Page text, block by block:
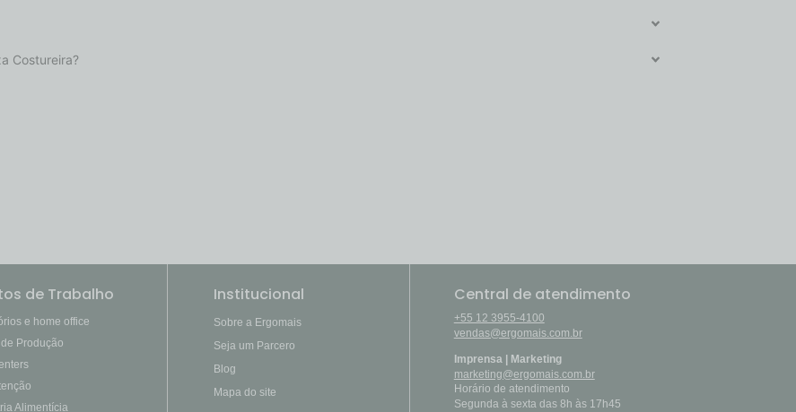
Costureira?
de Trabalho
e home office
Produção
Alimentícia
Institucional
Sobre a Ergomais
Seja um Parcero
Blog
Mapa do site
Central de atendimento
+55 12 3955-4100
vendas@ergomais.com.br
Imprensa | Marketing
marketing@ergomais.com.br
Horário de atendimento
Segunda à sexta das 8h às 17h45